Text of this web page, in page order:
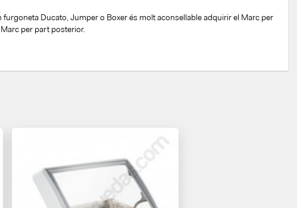
furgoneta Ducato, Jumper o Boxer és molt aconsellable adquirir el Marc per
per part posterior.